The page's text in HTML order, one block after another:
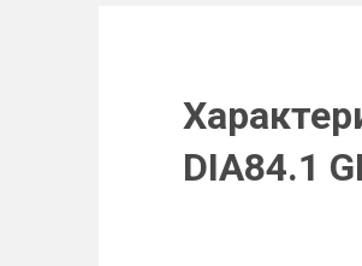
DIA84.1